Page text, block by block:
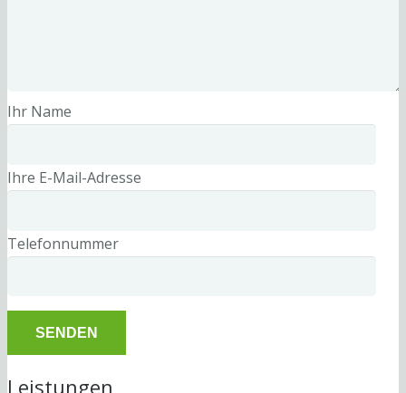
Ihr Name
Ihre E-Mail-Adresse
Telefonnummer
Leistungen